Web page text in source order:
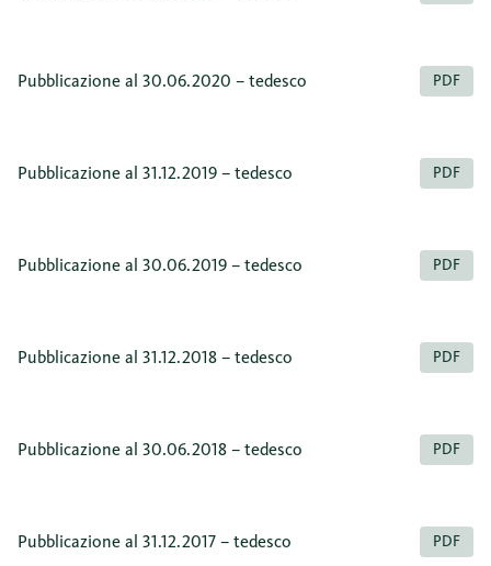
Pubblicazione al 30.06.2020 – tedesco PDF
Pubblicazione al 31.12.2019 – tedesco PDF
Pubblicazione al 30.06.2019 – tedesco PDF
Pubblicazione al 31.12.2018 – tedesco PDF
Pubblicazione al 30.06.2018 – tedesco PDF
Pubblicazione al 31.12.2017 – tedesco PDF